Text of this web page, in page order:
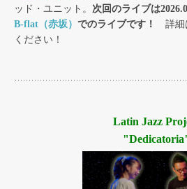
ッド・ユニット。 次回のライブは
B-flat（赤坂） でのライブです！ 詳細
ください！
Latin Jazz